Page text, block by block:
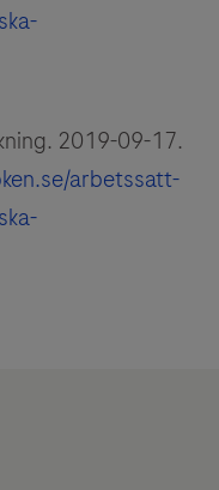
2019-09-17.
arbetssatt-